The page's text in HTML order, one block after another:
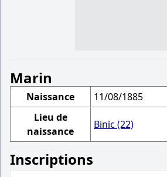
Marin
Naissance
11/08/1885
Lieu de
naissance
Binic (22)
Inscriptions